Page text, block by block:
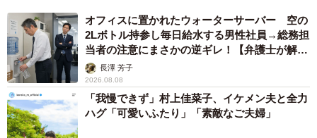
▽平日は毎朝散歩を行っている（32歳女性）
▽会社帰りに一駅分多く歩いて帰っています（46歳男性）
【3位：ランニング・ジョギング】
▽仕事終わりに近所をジョギングしています（35歳女性）
▽ランニングをしています。年1回マラソン大会にも出場し
ています（48歳男性）
オフィスに置かれたウォーターサーバー 空の
2Lボトル持参し毎日給水する男性社員→総務担
当者の注意にまさかの逆ギレ！【弁護士が解
説】長澤 芳子
2026.08.08
「我慢できず」村上佳菜子、イケメン夫と全力
ハグ「可愛いふたり」「素敵なご夫婦」